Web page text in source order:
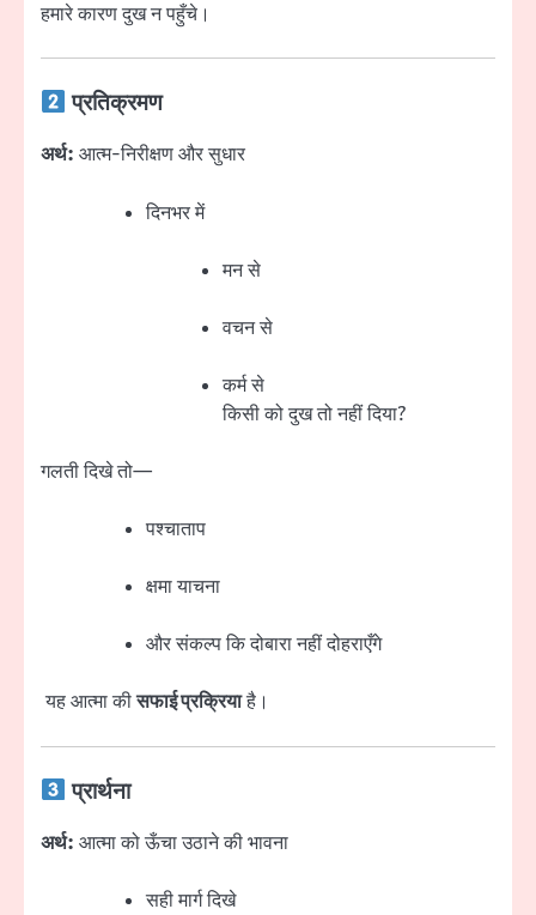
हमारे कारण दुख न पहुँचे।
प्रतिक्रमण
अर्थ: आत्म-निरीक्षण और सुधार
दिनभर में
मन से
वचन से
कर्म से
किसी को दुख तो नहीं दिया?
गलती दिखे तो—
पश्चाताप
क्षमा याचना
और संकल्प कि दोबारा नहीं दोहराएँगे
यह आत्मा कीसफाई प्रक्रियाहै।
प्रार्थना
अर्थ: आत्मा को ऊँचा उठाने की भावना
सही मार्ग दिखे